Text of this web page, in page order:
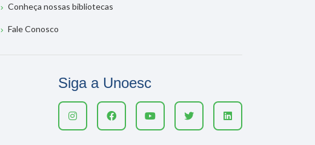
Conheça nossas bibliotecas
Fale Conosco
Siga a Unoesc